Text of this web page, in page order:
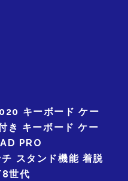
キーボード ケー
き キーボード ケー
PRO
スタンド機能 着脱
世代